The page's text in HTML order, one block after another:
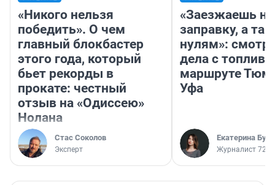
«Никого нельзя
победить». О чем
главный блокбастер
этого года, который
бьет рекорды в
прокате: честный
отзыв на «Одиссею»
Нолана
Стас Соколов
Эксперт
«Заезжаешь на
заправку, а
нулям»:
дела с
маршруте
Уфа
Екатерина
Журналист